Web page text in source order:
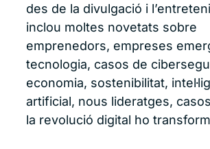
des de la divulgació i
inclou moltes novetats sobre
emprenedors, empreses
tecnologia, casos de
economia, sostenibilitat,
artificial, nous lideratges,
la revolució digital ho